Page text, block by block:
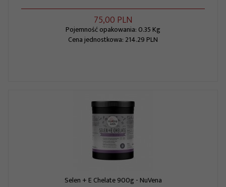
75,00 PLN
Pojemność opakowania: 0.35 Kg
Cena jednostkowa: 214.29 PLN
Selen + E Chelate 900g - NuVena